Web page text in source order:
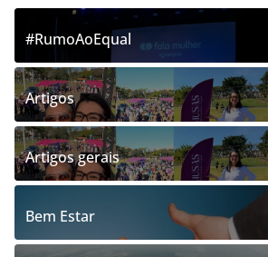
#RumoAoEqual
Artigos
Artigos gerais
Bem Estar